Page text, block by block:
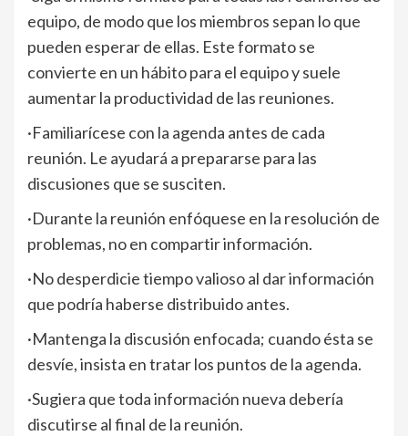
equipo, de modo que los miembros sepan lo que
pueden esperar de ellas. Este formato se
convierte en un hábito para el equipo y suele
aumentar la productividad de las reuniones.
·Familiarícese con la agenda antes de cada
reunión. Le ayudará a prepararse para las
discusiones que se susciten.
·Durante la reunión enfóquese en la resolución de
problemas, no en compartir información.
·No desperdicie tiempo valioso al dar información
que podría haberse distribuido antes.
·Mantenga la discusión enfocada; cuando ésta se
desvíe, insista en tratar los puntos de la agenda.
·Sugiera que toda información nueva debería
discutirse al final de la reunión.